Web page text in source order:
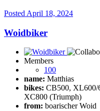
Posted April 18, 2024
Woidbiker
Members
100
name: Matthias
bikes: CB500, XL600/
XC800 (Triumph)
from: boarischer Woid